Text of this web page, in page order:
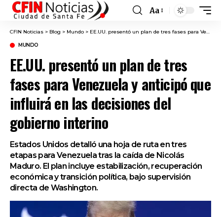
Font
Resizer
Aa
CFIN Noticias > Blog > Mundo > EE.UU. presentó un plan de tres fases para Venezuela y anticipó que influirá en las decisiones del gobierno interino
MUNDO
EE.UU. presentó un plan de tres
fases para Venezuela y anticipó que
influirá en las decisiones del
gobierno interino
Estados Unidos detalló una hoja de ruta en tres
etapas para Venezuela tras la caída de Nicolás
Maduro. El plan incluye estabilización, recuperación
económica y transición política, bajo supervisión
directa de Washington.